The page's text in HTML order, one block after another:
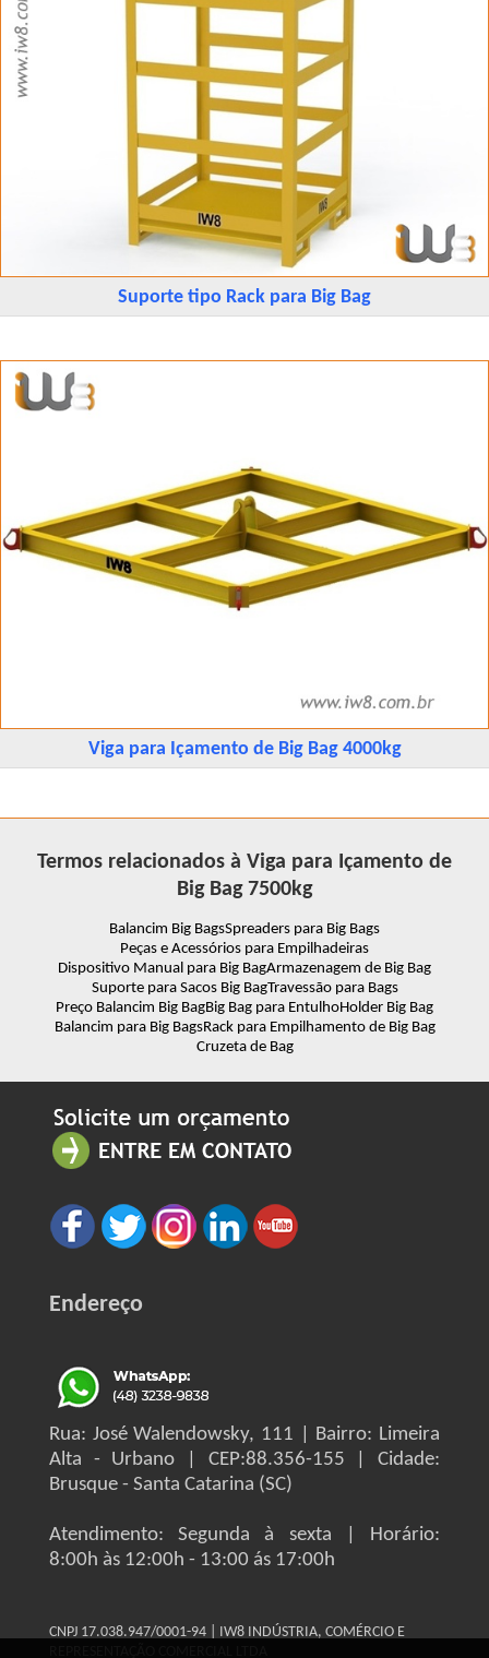
Suporte tipo Rack para Big Bag
Viga para Içamento de Big Bag 4000kg
Termos relacionados à Viga para Içamento de
Big Bag 7500kg
Balancim Big BagsSpreaders para Big Bags
Peças e Acessórios para Empilhadeiras
Dispositivo Manual para Big BagArmazenagem de Big Bag
Suporte para Sacos Big BagTravessão para Bags
Preço Balancim Big BagBig Bag para EntulhoHolder Big Bag
Balancim para Big BagsRack para Empilhamento de Big Bag
Cruzeta de Bag
Endereço
Rua: José Walendowsky, 111 | Bairro: Limeira
Alta - Urbano | CEP:88.356-155 | Cidade:
Brusque - Santa Catarina (SC)
Atendimento: Segunda à sexta | Horário:
8:00h às 12:00h - 13:00 ás 17:00h
CNPJ 17.038.947/0001-94 | IW8 INDÚSTRIA, COMÉRCIO E